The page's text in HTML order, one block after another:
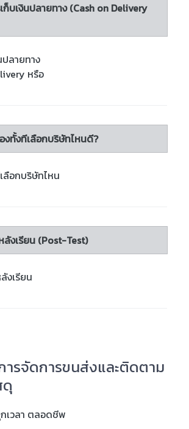
ก็บเงินปลายทาง (Cash on Delivery
ปลายทาง
หรือ
งทั้งทีเลือกบริษัทไหนดี?
ลือกบริษัทไหน
งเรียน (Post-Test)
งเรียน
ารจัดการขนส่งและติดตาม
เวลา ตลอดชีพ